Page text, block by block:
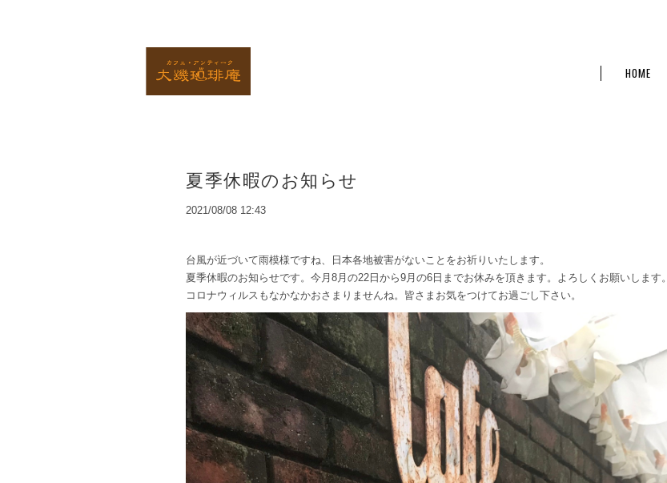
HOME
夏季休暇のお知らせ
2021/08/08 12:43
台風が近づいて雨模様ですね、日本各地被害がないことをお祈りいたします。
夏季休暇のお知らせです。今月8月の22日から9月の6日までお休みを頂きます。よろしくお願いします。
コロナウィルスもなかなかおさまりませんね。皆さまお気をつけてお過ごし下さい。